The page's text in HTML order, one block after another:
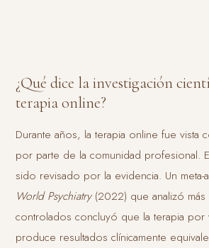
¿Qué dice la investigación
terapia online?
Durante años, la terapia online fue vista
por parte de la comunidad profesional.
sido revisado por la evidencia. Un meta-
World Psychiatry(2022) que analizó
controlados concluyó que la terapia por
produce resultados clínicamente